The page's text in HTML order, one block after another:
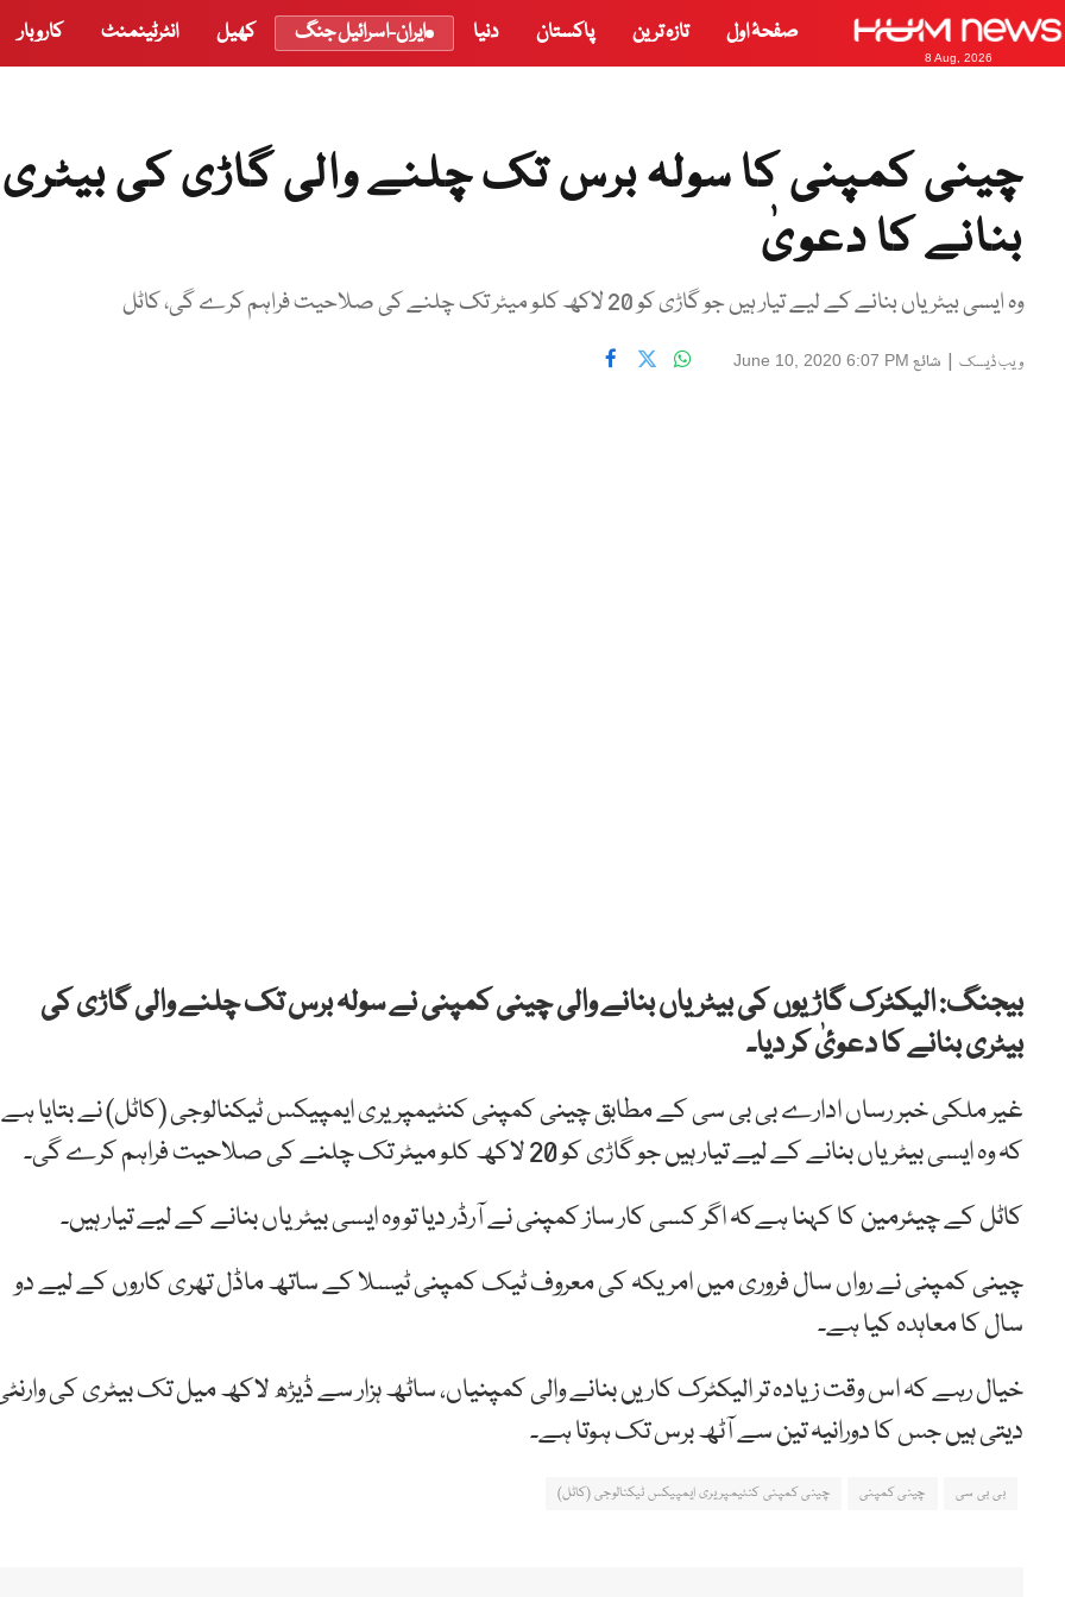
8 Aug, 2026
صفحۂ اول تازہ ترین پاکستان دنیا ایران-اسرائیل جنگ کھیل انٹرٹینمنٹ کاروبار
چینی کمپنی کا سولہ برس تک چلنے والی گاڑی کی بیٹری
بنانے کا دعویٰ
وہ ایسی بیٹریاں بنانے کے لیے تیار ہیں جو گاڑی کو 20 لاکھ کلو میٹر تک چلنے کی صلاحیت فراہم کرے گی، کاٹل
ویب ڈیسک | شائع June 10, 2020 6:07 PM
بیجنگ: الیکٹرک گاڑیوں کی بیٹریاں بنانے والی چینی کمپنی نے سولہ برس تک چلنے والی گاڑی کی
بیٹری بنانے کا دعوئٰ کر دیا۔
غیر ملکی خبر رساں ادارے بی بی سی کے مطابق چینی کمپنی کنٹیمپریری ایمپیکس ٹیکنالوجی (کاٹل) نے بتایا ہے
کہ وہ ایسی بیٹریاں بنانے کے لیے تیار ہیں جو گاڑی کو 20 لاکھ کلو میٹر تک چلنے کی صلاحیت فراہم کرے گی۔
کاٹل کے چیئرمین کا کہنا ہےکہ اگر کسی کار ساز کمپنی نے آرڈر دیا تو وہ ایسی بیٹریاں بنانے کے لیے تیار ہیں۔
چینی کمپنی نے رواں سال فروری میں امریکہ کی معروف ٹیک کمپنی ٹیسلا کے ساتھ ماڈل تھری کاروں کے لیے دو
سال کا معاہدہ کیا ہے۔
خیال رہے کہ اس وقت زیادہ تر الیکٹرک کاریں بنانے والی کمپنیاں، ساٹھ ہزار سے ڈیڑھ لاکھ میل تک بیٹری کی
دیتی ہیں جس کا دورانیہ تین سے آٹھ برس تک ہوتا ہے۔
بی بی سی چینی کمپنی چینی کمپنی کنٹیمپریری ایمپیکس ٹیکنالوجی (کاٹل)